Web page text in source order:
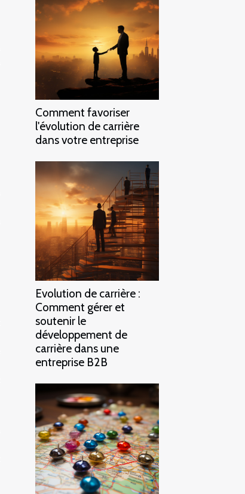
Comment favoriser
l'évolution de carrière
dans votre entreprise
Evolution de carrière :
Comment gérer et
soutenir le
développement de
carrière dans une
entreprise B2B